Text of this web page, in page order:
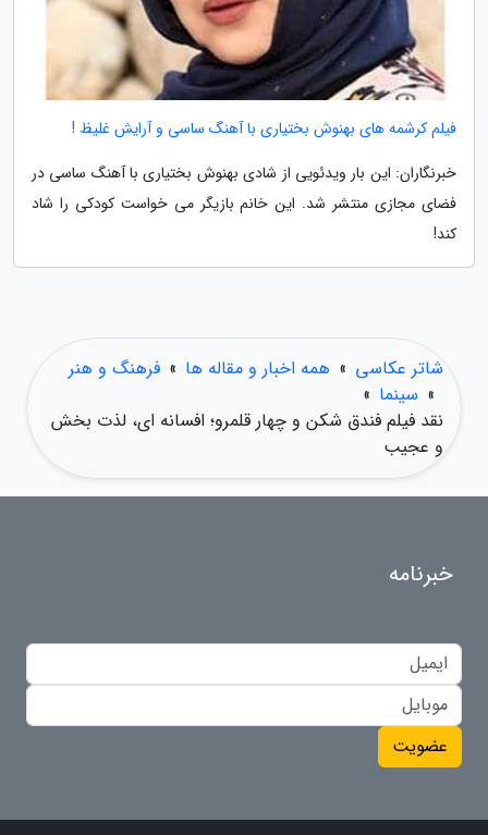
فیلم کرشمه های بهنوش بختیاری با آهنگ ساسی و آرایش غلیظ !
خبرنگاران: این بار ویدئویی از شادی بهنوش بختیاری با آهنگ ساسی در
فضای مجازی منتشر شد. این خانم بازیگر می خواست کودکی را شاد
کند!
شاتر عکاسی » همه اخبار و مقاله ها » فرهنگ و هنر
» سینما »
نقد فیلم فندق شکن و چهار قلمرو؛ افسانه ای، لذت بخش
و عجیب
خبرنامه
عضویت